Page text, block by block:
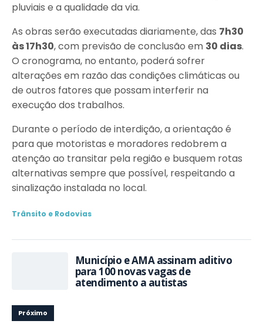
pluviais e a qualidade da via.
As obras serão executadas diariamente, das 7h30
às 17h30, com previsão de conclusão em 30 dias.
O cronograma, no entanto, poderá sofrer
alterações em razão das condições climáticas ou
de outros fatores que possam interferir na
execução dos trabalhos.
Durante o período de interdição, a orientação é
para que motoristas e moradores redobrem a
atenção ao transitar pela região e busquem rotas
alternativas sempre que possível, respeitando a
sinalização instalada no local.
Trânsito e Rodovias
Município e AMA assinam aditivo
para 100 novas vagas de
atendimento a autistas
Próximo